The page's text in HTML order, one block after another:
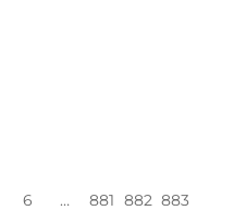
6 … 881 882 883